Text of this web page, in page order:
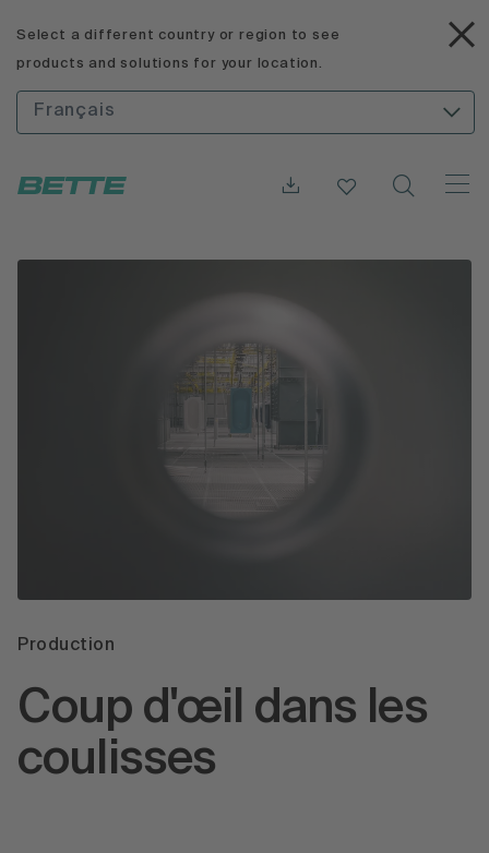
Select a different country or region to see
products and solutions for your location.
Français
Production
Coup d'œil dans les
coulisses